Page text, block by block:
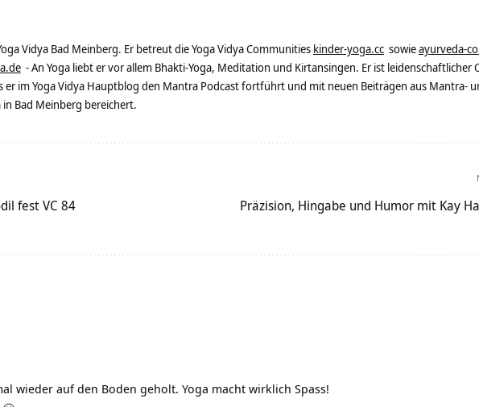
Vidya Bad Meinberg. Er betreut die Yoga Vidya Communities kinder-yoga.cc sowieayurveda-
- An Yoga liebt er vor allem Bhakti-Yoga, Meditation und Kirtansingen. Er ist leidenschaftlicher
er im Yoga Vidya Hauptblog den Mantra Podcast fortführt und mit neuen Beiträgen aus Mantra-
Bad Meinberg bereichert.
fest VC 84 Präzision, Hingabe und Humor mit Kay
wieder auf den Boden geholt. Yoga macht wirklich Spass!